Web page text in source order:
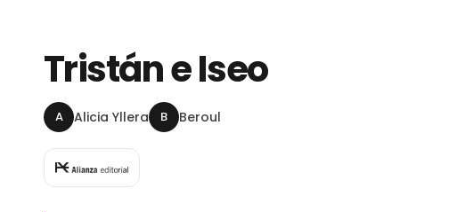
Tristán e Iseo
A Alicia Yllera B Beroul